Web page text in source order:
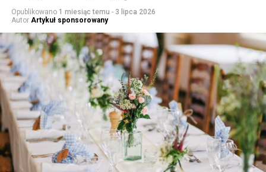
Opublikowano 1 miesiąc temu - 3 lipca 2026
Autor Artykuł sponsorowany